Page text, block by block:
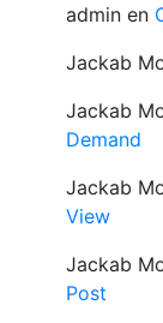
admin en
Jackab
Jackab
Demand
Jackab
View
Jackab
Post